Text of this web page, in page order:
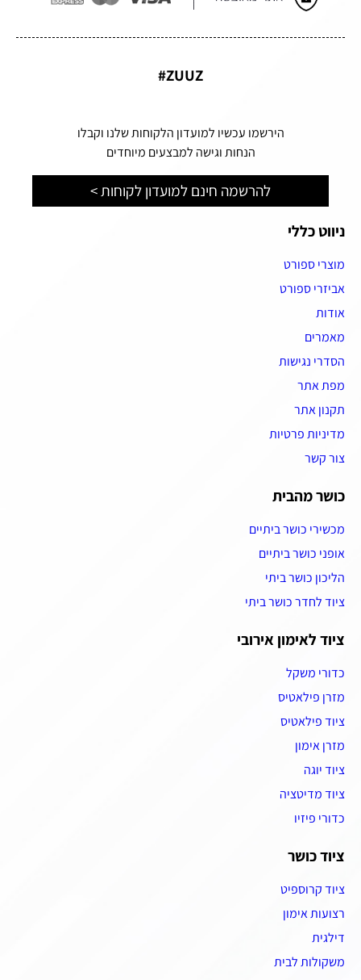
ZUUZ#
הירשמו עכשיו למועדון הלקוחות שלנו וקבלו
הנחות וגישה למבצעים מיוחדים
להרשמה חינם למועדון לקוחות >
ניווט כללי
מוצרי ספורט
אביזרי ספורט
אודות
מאמרים
הסדרי נגישות
מפת אתר
תקנון אתר
מדיניות פרטיות
צור קשר
כושר מהבית
מכשירי כושר ביתיים
אופני כושר ביתיים
הליכון כושר ביתי
ציוד לחדר כושר ביתי
ציוד לאימון אירובי
כדורי משקל
מזרן פילאטיס
ציוד פילאטיס
מזרן אימון
ציוד יוגה
ציוד מדיטציה
כדורי פיזיו
ציוד כושר
ציוד קרוספיט
רצועות אימון
דילגית
משקולות לבית